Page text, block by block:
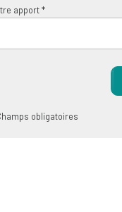
apport *
obligatoires